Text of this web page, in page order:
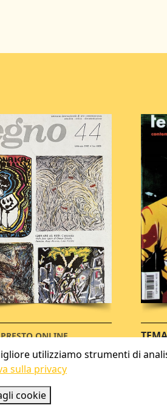
PRESTO ONLINE
utilizziamo strumenti di
sulla privacy
cookie